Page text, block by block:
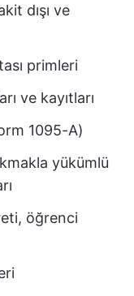
dışı ve
primleri
ve kayıtları
1095-A)
yükümlü
öğrenci